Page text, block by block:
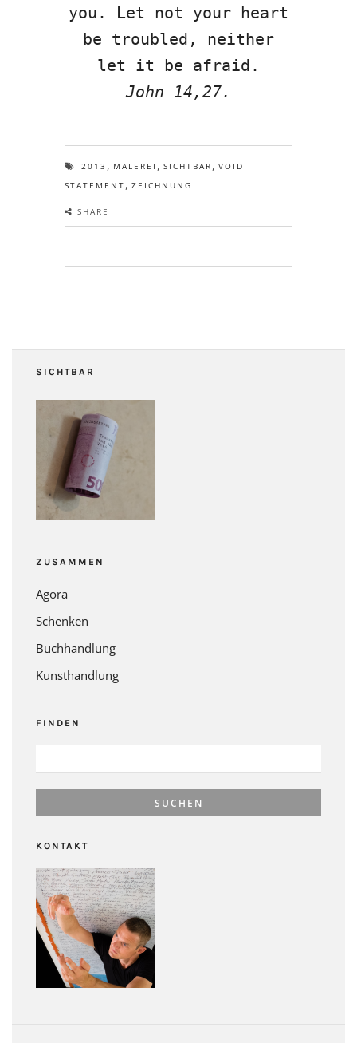
you. Let not your heart
be troubled, neither
let it be afraid.
John 14,27.
2013 , MALEREI , SICHTBAR , VOID
STATEMENT , ZEICHNUNG
SHARE
SICHTBAR
ZUSAMMEN
Agora
Schenken
Buchhandlung
Kunsthandlung
FINDEN
NACH:
KONTAKT